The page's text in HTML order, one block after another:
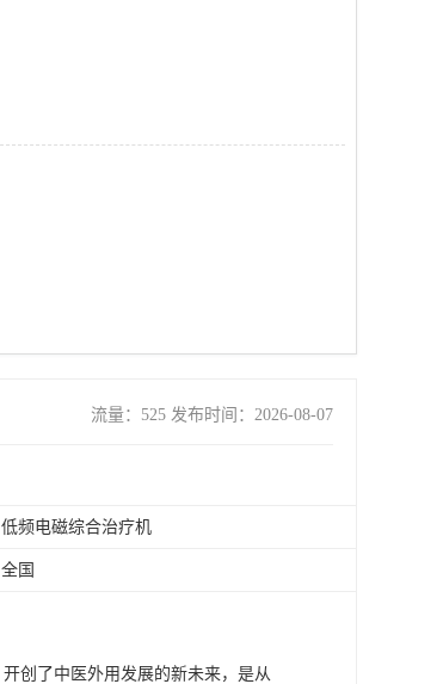
流量：525 发布时间：2026-08-07
低频电磁综合治疗机
全国
创了中医外用发展的新未来，是从